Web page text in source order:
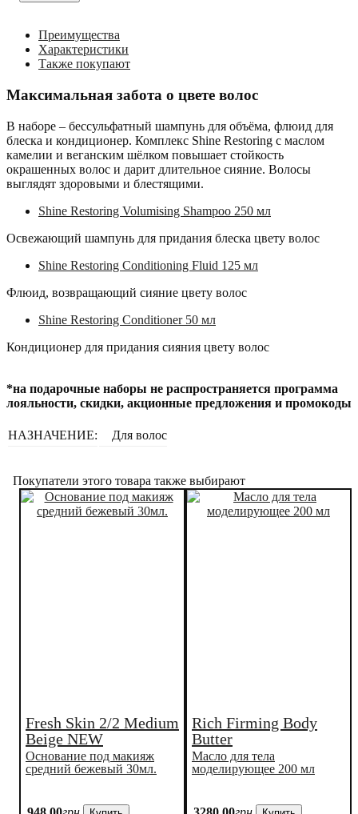
Преимущества
Характеристики
Также покупают
Максимальная забота о цвете волос
В наборе – бессульфатный шампунь для объёма, флюид для
блеска и кондиционер. Комплекс Shine Restoring с маслом
камелии и веганским шёлком повышает стойкость
окрашенных волос и дарит длительное сияние. Волосы
выглядят здоровыми и блестящими.
Shine Restoring Volumising Shampoo 250 мл
Освежающий шампунь для придания блеска цвету волос
Shine Restoring Conditioning Fluid 125 мл
Флюид, возвращающий сияние цвету волос
Shine Restoring Conditioner 50 мл
Кондиционер для придания сияния цвету волос
*на подарочные наборы не распространяется программа
лояльности, скидки, акционные предложения и промокоды
НАЗНАЧЕНИЕ: Для волос
Покупатели этого товара также выбирают
Fresh Skin 2/2 Medium
Beige NEW
Основание под макияж
средний бежевый 30мл.
Rich Firming Body
Butter
Масло для тела
моделирующее 200 мл